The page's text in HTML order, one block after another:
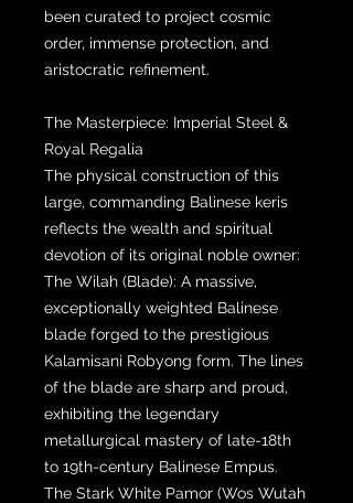
been curated to project cosmic
order, immense protection, and
aristocratic refinement.
The Masterpiece: Imperial Steel &
Royal Regalia
The physical construction of this
large, commanding Balinese keris
reflects the wealth and spiritual
devotion of its original noble owner:
The Wilah (Blade): A massive,
exceptionally weighted Balinese
blade forged to the prestigious
Kalamisani Robyong form. The lines
of the blade are sharp and proud,
exhibiting the legendary
metallurgical mastery of late-18th
to 19th-century Balinese Empus.
The Stark White Pamor (Wos Wutah